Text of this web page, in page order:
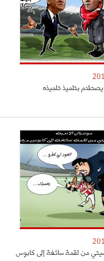
بتلميذ تلميذه
من لقمة سائغة إلى كابوس